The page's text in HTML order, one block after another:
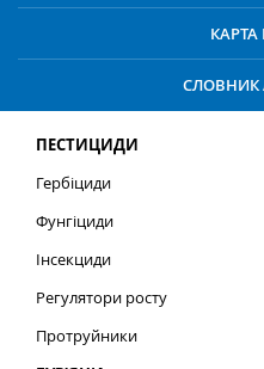
КАРТА
ПЕСТИЦИДИ
Гербіциди
Фунгіциди
Інсекциди
Регулятори росту
Протруйники